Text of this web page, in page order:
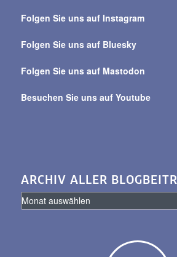
alle
Folgen Sie uns auf Instagram
Folgen Sie uns auf Bluesky
Folgen Sie uns auf Mastodon
Besuchen Sie uns auf Youtube
ARCHIV ALLER